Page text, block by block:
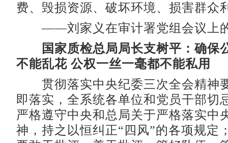
费、毁损资源、破坏环境、损害群众
——刘家义在审计署党组会议上
国家质检总局局长支树平：确保
不能乱花 公权一丝一毫都不能私用
贯彻落实中央纪委三次全会精神
即落实，全系统各单位和党员干部切
严格遵守中央和总局关于严格落实中
神，持之以恒纠正“四风”的各项规定